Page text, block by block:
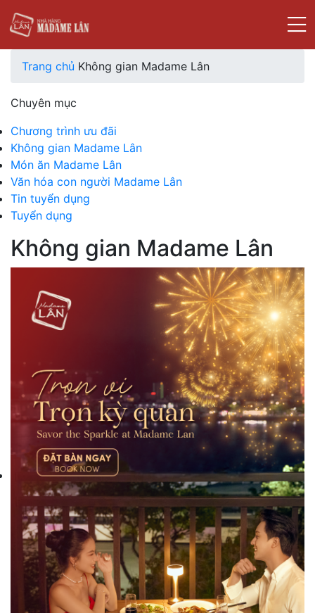
Trang chủ Không gian Madame Lân
Chuyên mục
Chương trình ưu đãi
Không gian Madame Lân
Món ăn Madame Lân
Văn hóa con người Madame Lân
Tin tuyển dụng
Tuyển dụng
Không gian Madame Lân